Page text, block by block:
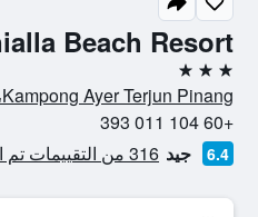
Beach Resort
3 نجوم
Kampong Ayer Terjun Pinang، ماليزيا
+60 104 011 393
6.4 جيد 316 من التقييمات تم التحقق منها